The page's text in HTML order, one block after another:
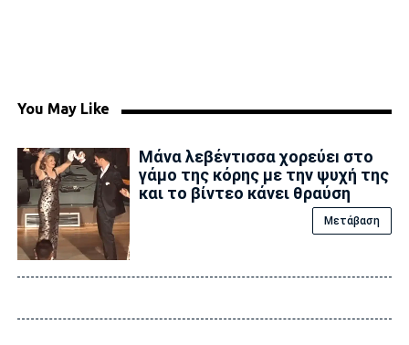
You May Like
Μάνα λεβέντıσσα χορεύεı στο
γάμο της κόρης με την ψυχή της
και το βίντεο κάνει θραύση
Μετάβαση